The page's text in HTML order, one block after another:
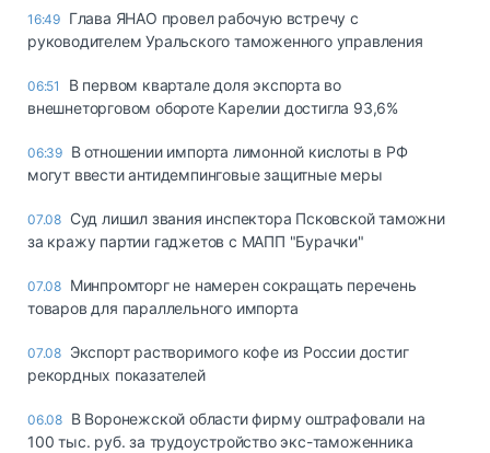
16:49 Глава ЯНАО провел рабочую встречу с
руководителем Уральского таможенного управления
06:51
В первом квартале доля экспорта во
внешнеторговом обороте Карелии достигла 93,6%
06:39 В отношении импорта лимонной кислоты в РФ
могут ввести антидемпинговые защитные меры
07.08 Суд лишил звания инспектора Псковской таможни
за кражу партии гаджетов с МАПП "Бурачки"
07.08 Минпромторг не намерен сокращать перечень
товаров для параллельного импорта
07.08 Экспорт растворимого кофе из России достиг
рекордных показателей
06.08 В Воронежской области фирму оштрафовали на
100 тыс. руб. за трудоустройство экс-таможенника